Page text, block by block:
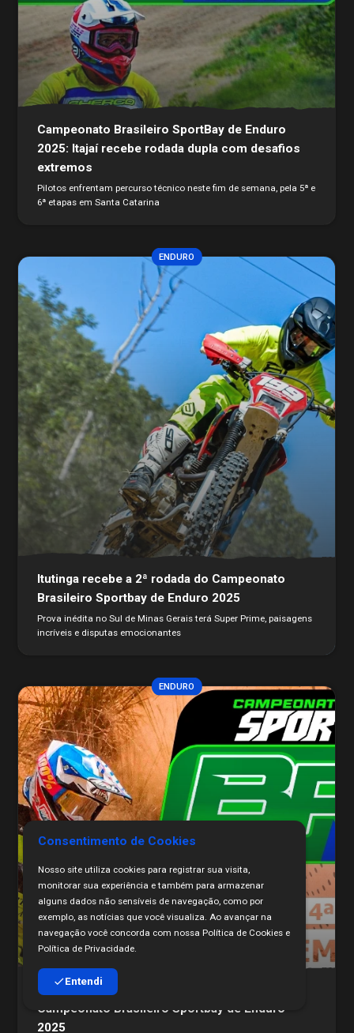
Campeonato Brasileiro SportBay de Enduro
2025: Itajaí recebe rodada dupla com desafios
extremos
Pilotos enfrentam percurso técnico neste fim de semana, pela 5ª e
6ª etapas em Santa Catarina
Itutinga recebe a 2ª rodada do Campeonato
Brasileiro Sportbay de Enduro 2025
Prova inédita no Sul de Minas Gerais terá Super Prime, paisagens
incríveis e disputas emocionantes
ENDURO
Inscrições abertas para a segunda rodada do
Campeonato Brasileiro Sportbay de Enduro
2025
ENDURO
Consentimento de Cookies
Nosso site utiliza cookies para registrar sua visita,
monitorar sua experiência e também para armazenar
alguns dados não sensíveis de navegação, como por
exemplo, as notícias que você visualiza. Ao avançar na
navegação você concorda com nossa Política de Cookies e
Política de Privacidade.
Entendi